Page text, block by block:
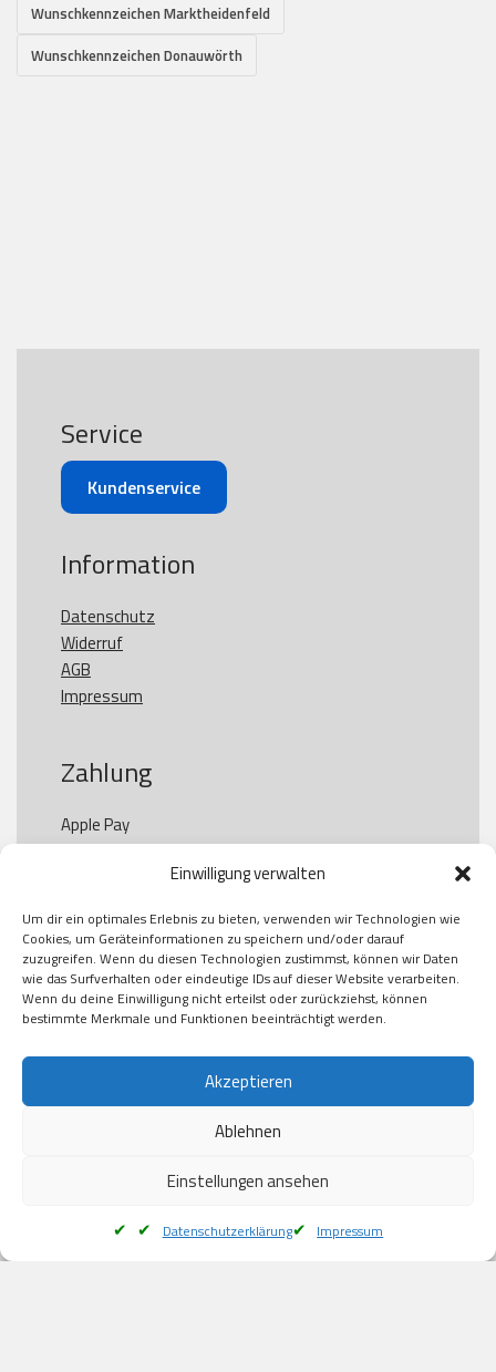
Einwilligung verwalten
Um dir ein optimales Erlebnis zu bieten, verwenden wir Technologien wie
Cookies, um Geräteinformationen zu speichern und/oder darauf
zuzugreifen. Wenn du diesen Technologien zustimmst, können wir Daten
wie das Surfverhalten oder eindeutige IDs auf dieser Website verarbeiten.
Wenn du deine Einwilligung nicht erteilst oder zurückziehst, können
bestimmte Merkmale und Funktionen beeinträchtigt werden.
Akzeptieren
Ablehnen
Einstellungen ansehen
Datenschutzerklärung Impressum
Wunschkennzeichen Marktheidenfeld
Wunschkennzeichen Donauwörth
Service
Kundenservice
Information
Datenschutz
Widerruf
AGB
Impressum
Zahlung
Apple Pay
Paypal
Kauf auf Rechung
Klarna
American Express